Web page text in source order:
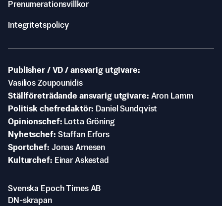
Prenumerationsvillkor
Integritetspolicy
Publisher / VD / ansvarig utgivare
Vasilios Zoupounidis
Ställföreträdande ansvarig utgivare Aron Lamm
Politisk chefredaktör
Daniel Sundqvist
Opinionschef
Lotta Gröning
Nyhetschef Staffan Erfors
Sportchef Jonas Arnesen
Kulturchef
Einar Askestad
Svenska Epoch Times AB
DN-skrapan